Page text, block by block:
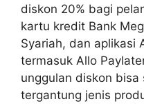
diskon 20% bagi
kartu kredit Bank
Syariah, dan aplikasi
termasuk Allo
unggulan diskon bisa
tergantung jenis